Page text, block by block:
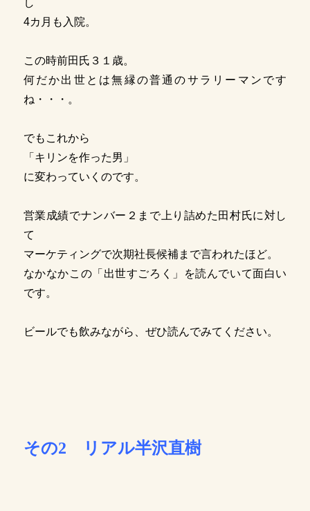
し
4カ月も入院。
この時前田氏３１歳。
何だか出世とは無縁の普通のサラリーマンです
ね・・・。
でもこれから
「キリンを作った男」
に変わっていくのです。
営業成績でナンバー２まで上り詰めた田村氏に対し
て
マーケティングで次期社長候補まで言われたほど。
なかなかこの「出世すごろく」を読んでいて面白い
です。
ビールでも飲みながら、ぜひ読んでみてください。
その2 リアル半沢直樹